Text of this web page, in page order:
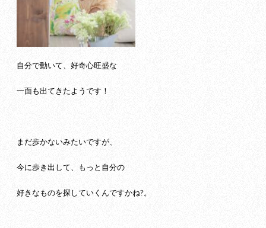
自分で動いて、好奇心旺盛な
一面も出てきたようです！
まだ歩かないみたいですが、
今に歩き出して、もっと自分の
好きなものを探していくんですかね?。